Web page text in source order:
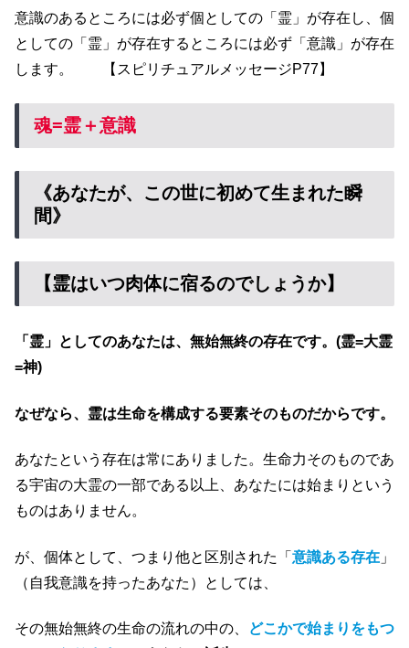
意識のあるところには必ず個としての「霊」が存在し、個
としての「霊」が存在するところには必ず「意識」が存在
します。 【スピリチュアルメッセージP77】
魂=霊＋意識
《あなたが、この世に初めて生まれた瞬
間》
【霊はいつ肉体に宿るのでしょうか】
「霊」としてのあなたは、無始無終の存在です。(霊=大霊
=神)
なぜなら、霊は生命を構成する要素そのものだからです。
あなたという存在は常にありました。生命力そのものであ
る宇宙の大霊の一部である以上、あなたには始まりという
ものはありません。
が、個体として、つまり他と区別された「 意識ある存在 」
（自我意識を持ったあなた）としては、
その無始無終の生命の流れの中の、
どこかで始まりをもつ